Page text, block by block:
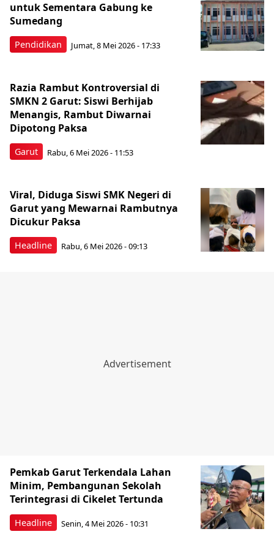
Pendidikan
untuk Sementara Gabung ke
Sumedang
Jumat, 8 Mei 2026 - 17:33
Garut
Razia Rambut Kontroversial di
SMKN 2 Garut: Siswi Berhijab
Menangis, Rambut Diwarnai
Dipotong Paksa
Rabu, 6 Mei 2026 - 11:53
Headline
Viral, Diduga Siswi SMK Negeri di
Garut yang Mewarnai Rambutnya
Dicukur Paksa
Rabu, 6 Mei 2026 - 09:13
Headline
Pemkab Garut Terkendala Lahan
Minim, Pembangunan Sekolah
Terintegrasi di Cikelet Tertunda
Senin, 4 Mei 2026 - 10:31